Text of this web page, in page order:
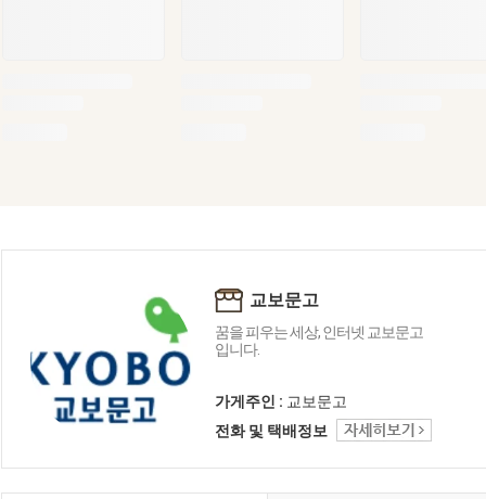
교보문고
꿈을 피우는 세상, 인터넷 교보문고
입니다.
가게주인 : 교보문고
전화 및 택배정보